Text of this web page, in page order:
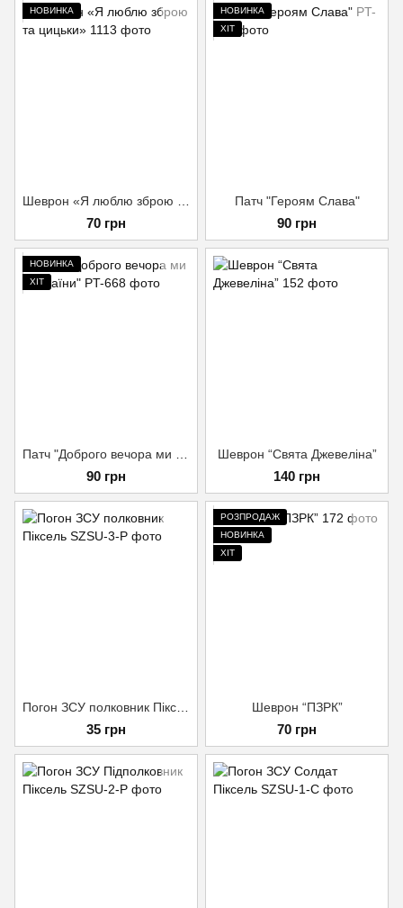
НОВИНКА
70 грн
НОВИНКА
ХІТ
Патч "Героям Слава"
90 грн
НОВИНКА
ХІТ
90 грн
Шеврон “Свята Джевеліна”
140 грн
35 грн
РОЗПРОДАЖ
НОВИНКА
ХІТ
Шеврон “ПЗРК”
70 грн